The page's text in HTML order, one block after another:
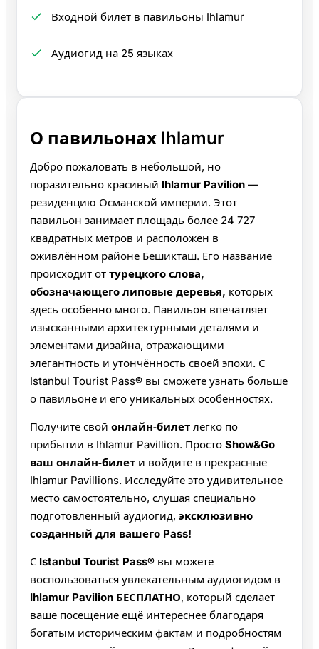
Входной билет в павильоны Ihlamur
Аудиогид на 25 языках
О павильонах Ihlamur
Добро пожаловать в небольшой, но
поразительно красивый Ihlamur Pavilion —
резиденцию Османской империи. Этот
павильон занимает площадь более 24 727
квадратных метров и расположен в
оживлённом районе Бешикташ. Его название
происходит от турецкого слова,
обозначающего липовые деревья, которых
здесь особенно много. Павильон впечатляет
изысканными архитектурными деталями и
элементами дизайна, отражающими
элегантность и утончённость своей эпохи. С
Istanbul Tourist Pass® вы сможете узнать больше
о павильоне и его уникальных особенностях.
Получите свой онлайн‑билет легко по
прибытии в Ihlamur Pavillion. Просто Show&Go
ваш онлайн‑билет и войдите в прекрасные
Ihlamur Pavillions. Исследуйте это удивительное
место самостоятельно, слушая специально
подготовленный аудиогид, эксклюзивно
созданный для вашего Pass!
С Istanbul Tourist Pass® вы можете
воспользоваться увлекательным аудиогидом в
Ihlamur Pavilion БЕСПЛАТНО, который сделает
ваше посещение ещё интереснее благодаря
богатым историческим фактам и подробностям